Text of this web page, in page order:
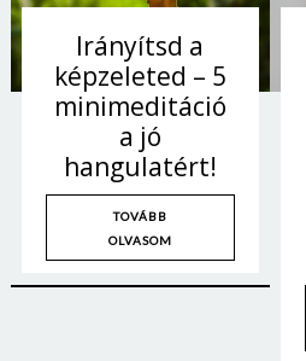
Irányítsd a
képzeleted – 5
minimeditáció
a jó
hangulatért!
TOVÁBB
OLVASOM